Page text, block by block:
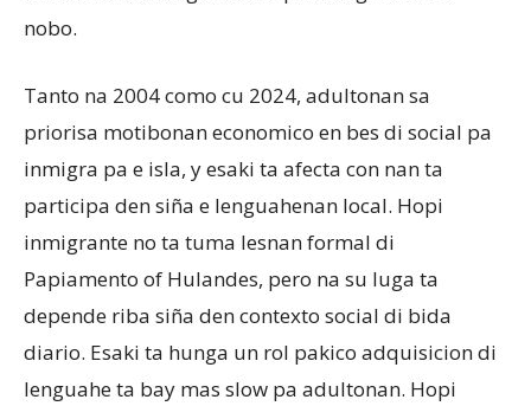
nobo.
Tanto na 2004 como cu 2024, adultonan sa
priorisa motibonan economico en bes di social pa
inmigra pa e isla, y esaki ta afecta con nan ta
participa den siña e lenguahenan local. Hopi
inmigrante no ta tuma lesnan formal di
Papiamento of Hulandes, pero na su luga ta
depende riba siña den contexto social di bida
diario. Esaki ta hunga un rol pakico adquisicion di
lenguahe ta bay mas slow pa adultonan. Hopi